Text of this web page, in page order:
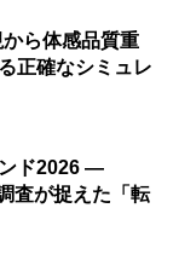
ら体感品質重
正確なシミュレ
ド2026 ―
査が捉えた「転